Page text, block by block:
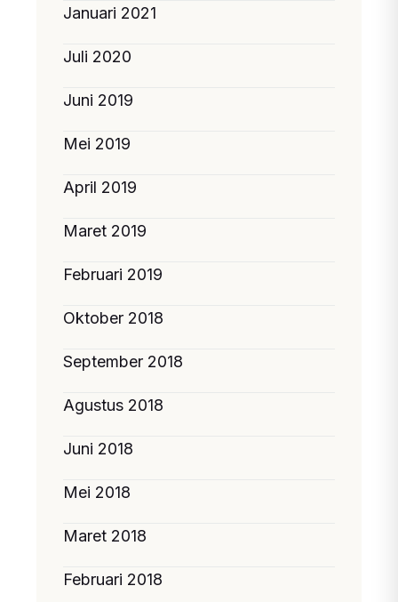
Januari 2021
Juli 2020
Juni 2019
Mei 2019
April 2019
Maret 2019
Februari 2019
Oktober 2018
September 2018
Agustus 2018
Juni 2018
Mei 2018
Maret 2018
Februari 2018